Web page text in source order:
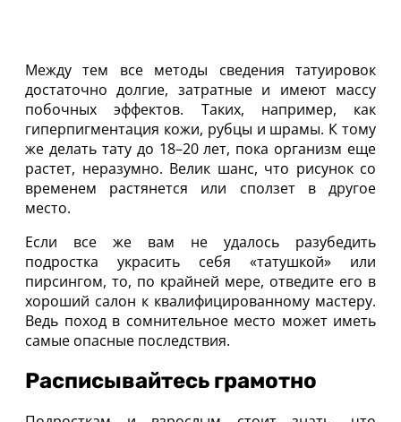
Между тем все методы сведения татуировок
достаточно долгие, затратные и имеют массу
побочных эффектов. Таких, например, как
гиперпигментация кожи, рубцы и шрамы. К тому
же делать тату до 18–20 лет, пока организм еще
растет, неразумно. Велик шанс, что рисунок со
временем растянется или сползет в другое
место.
Если все же вам не удалось разубедить
подростка украсить себя «татушкой» или
пирсингом, то, по крайней мере, отведите его в
хороший салон к квалифицированному мастеру.
Ведь поход в сомнительное место может иметь
самые опасные последствия.
Расписывайтесь грамотно